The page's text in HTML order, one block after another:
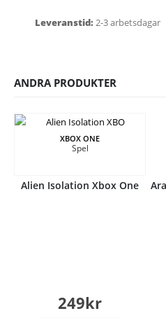
Leveranstid: 2-3 arbetsdagar
ANDRA PRODUKTER
XBOX ONE
Spel
Alien Isolation Xbox One
249kr